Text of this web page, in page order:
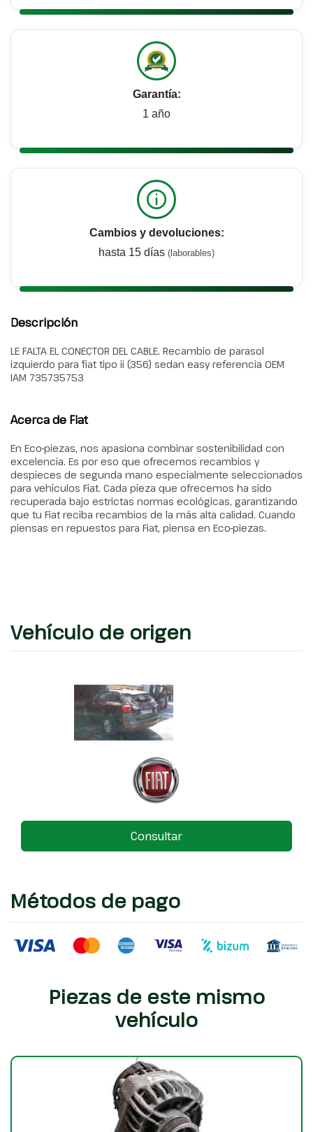
Garantía:
1 año
Cambios y devoluciones:
hasta 15 días (laborables)
Descripción
LE FALTA EL CONECTOR DEL CABLE. Recambio de parasol
izquierdo para fiat tipo ii (356) sedan easy referencia OEM
IAM 735735753
Acerca de Fiat
En Eco-piezas, nos apasiona combinar sostenibilidad con
excelencia. Es por eso que ofrecemos recambios y
despieces de segunda mano especialmente seleccionados
para vehículos Fiat. Cada pieza que ofrecemos ha sido
recuperada bajo estrictas normas ecológicas, garantizando
que tu Fiat reciba recambios de la más alta calidad. Cuando
piensas en repuestos para Fiat, piensa en Eco-piezas.
Vehículo de origen
Consultar
Métodos de pago
Piezas de este mismo
vehículo